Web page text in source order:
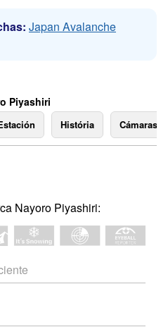
Japan Avalanche
Piyashiri
História Cámaras
Nayoro Piyashiri: